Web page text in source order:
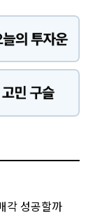
각 성공할까